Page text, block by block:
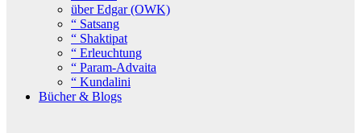
über Edgar (OWK)
“ Satsang
“ Shaktipat
“ Erleuchtung
“ Param-Advaita
“ Kundalini
Bücher & Blogs